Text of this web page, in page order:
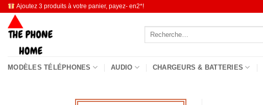
Passer
contenu
Ajoutez 3 produits à votre panier, payez- en2*!
Recherche
MODÈLES TÉLÉPHONES AUDIO CHARGEURS & BATTERIES